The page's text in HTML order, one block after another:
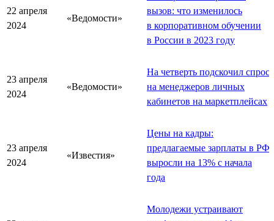
22 апреля
2024
«Ведомости»
вызов: что изменилось
в корпоративном обучении
в России в 2023 году
23 апреля
2024
«Ведомости»
На четверть подскочил спрос
на менеджеров личных
кабинетов на маркетплейсах
23 апреля
2024
«Известия»
Цены на кадры:
предлагаемые зарплаты в РФ
выросли на 13% с начала
года
Молодежи устраивают